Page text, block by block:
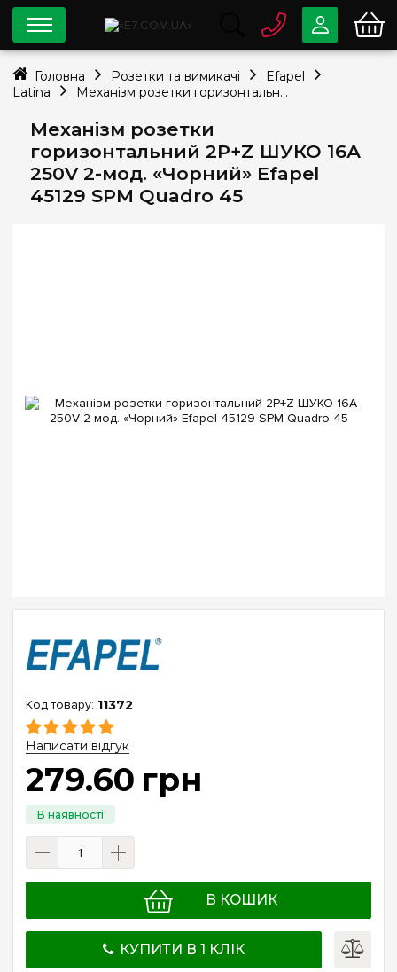
Механізм розетки
горизонтальний 2P+Z ШУКО 16А
250V 2-мод. «Чорний» Efapel
45129 SPM Quadro 45
11372
Написати відгук
279.60 грн
В КОШИК
КУПИТИ В 1 КЛІК
0 80033-63-07
Безкоштовно
info@e7.com.ua
044
Viber Telegram
Головна Розетки та вимикачі
Efapel
Latina
Механізм розетки горизонтальний 2P+Z ШУКО 16А 250V 2-мод. «Чорний» Efapel 45129 SPM Quadro 45